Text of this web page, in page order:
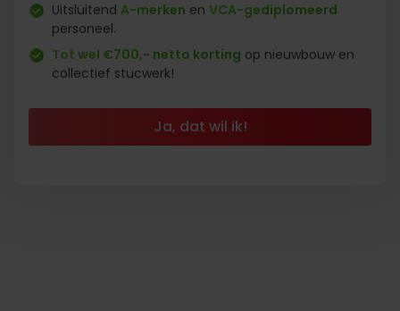
Uitsluitend A-merken en VCA-gediplomeerd
personeel.
Tot wel €700,- netto korting op nieuwbouw en
collectief stucwerk!
Ja, dat wil ik!